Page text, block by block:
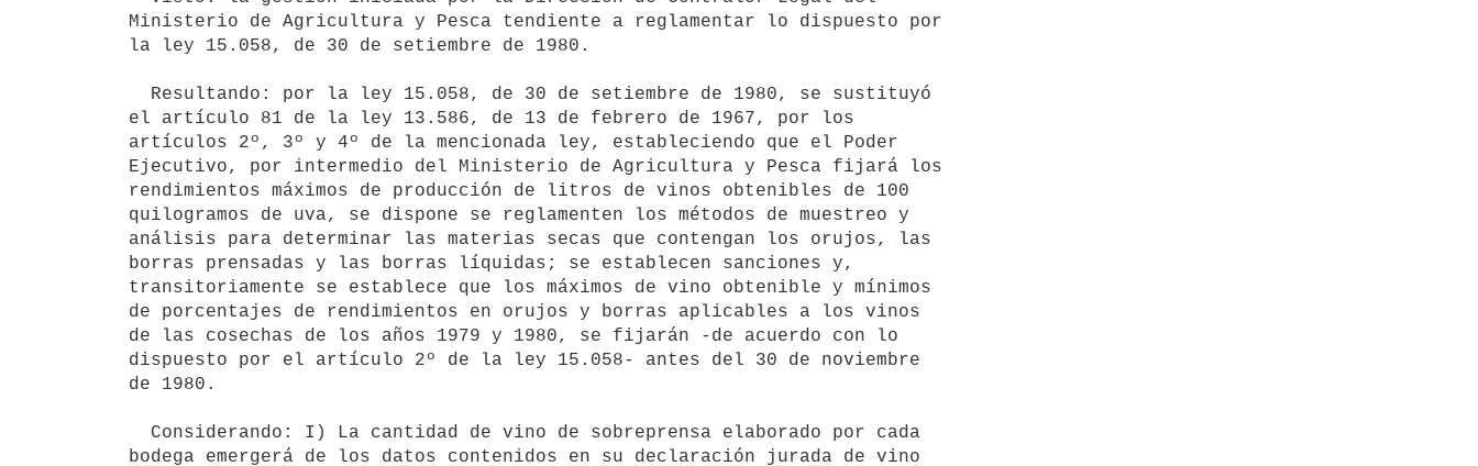
Ministerio de Agricultura y Pesca tendiente a reglamentar lo dispuesto por
la ley 15.058, de 30 de setiembre de 1980.
el artículo 81 de la ley 13.586, de 13 de febrero de 1967, por los
artículos 2º, 3º y 4º de la mencionada ley, estableciendo que el Poder
Ejecutivo, por intermedio del Ministerio de Agricultura y Pesca fijará los
rendimientos máximos de producción de litros de vinos obtenibles de 100
quilogramos de uva, se dispone se reglamenten los métodos de muestreo y
análisis para determinar las materias secas que contengan los orujos, las
borras prensadas y las borras líquidas; se establecen sanciones y,
transitoriamente se establece que los máximos de vino obtenible y mínimos
de porcentajes de rendimientos en orujos y borras aplicables a los vinos
de las cosechas de los años 1979 y 1980, se fijarán -de acuerdo con lo
dispuesto por el artículo 2º de la ley 15.058- antes del 30 de noviembre
de 1980.
bodega emergerá de los datos contenidos en su declaración jurada de vino